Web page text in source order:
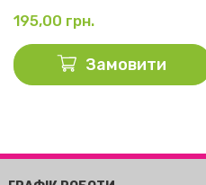
195,00 грн.
Замовити